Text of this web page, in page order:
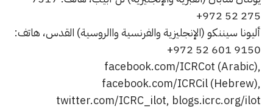
275 52 972+
أليونا سيننكو (الإنجليزية والفرنسية واالروسية) القدس، هاتف:
9150 601 52 972+
facebook.com/ICRCot (Arabic),
facebook.com/ICRCil (Hebrew),
twitter.com/ICRC_ilot, blogs.icrc.org/ilot